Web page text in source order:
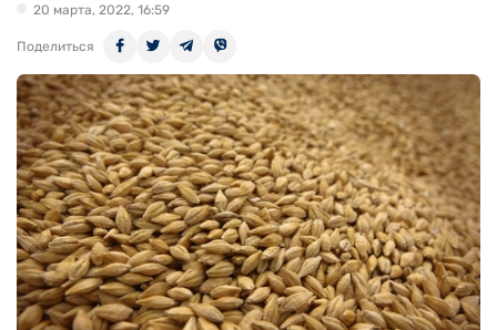
20 марта, 2022, 16:59
Поделиться